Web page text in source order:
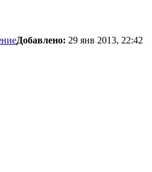
Добавлено: 29 янв 2013, 22:42